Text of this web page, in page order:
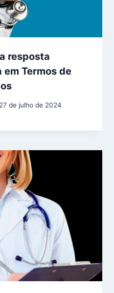
resposta
Termos de
27 de julho de 2024